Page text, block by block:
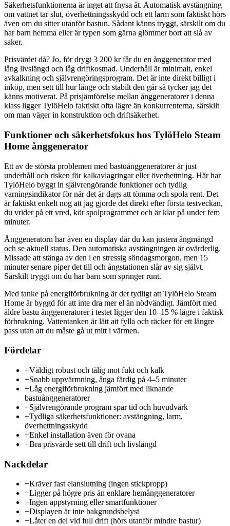
Säkerhetsfunktionerna är inget att fnysa åt. Automatisk avstängning
om vattnet tar slut, överhettningsskydd och ett larm som faktiskt hörs
även om du sitter utanför bastun. Sådant känns tryggt, särskilt om du
har barn hemma eller är typen som gärna glömmer bort att slå av
saker.
Prisvärdet då? Jo, för drygt 3 200 kr får du en ånggenerator med
lång livslängd och låg driftkostnad. Underhåll är minimalt, enkel
avkalkning och självrengöringsprogram. Det är inte direkt billigt i
inköp, men sett till hur länge och stabilt den går så tycker jag det
känns motiverat. På prisjämförelse mellan ånggeneratorer i denna
klass ligger TylöHelo faktiskt ofta lägre än konkurrenterna, särskilt
om man väger in konstruktion och driftsäkerhet.
Funktioner och säkerhetsfokus hos TylöHelo Steam
Home ånggenerator
Ett av de största problemen med bastuånggeneratorer är just
underhåll och risken för kalkavlagringar eller överhettning. Här har
TylöHelo byggt in självrengörande funktioner och tydlig
varningsindikator för när det är dags att tömma och spola rent. Det
är faktiskt enkelt nog att jag gjorde det direkt efter första testveckan,
du vrider på ett vred, kör spolprogrammet och är klar på under fem
minuter.
Ånggeneratorn har även en display där du kan justera ångmängd
och se aktuell status. Den automatiska avstängningen är ovärderlig.
Missade att stänga av den i en stressig söndagsmorgon, men 15
minuter senare piper det till och ångstationen slår av sig självt.
Särskilt tryggt om du har barn som springer runt.
Med tanke på energiförbrukning är det tydligt att TylöHelo Steam
Home är byggd för att inte dra mer el än nödvändigt. Jämfört med
äldre bastu ånggeneratorer i testet ligger den 10–15 % lägre i faktisk
förbrukning. Vattentanken är lätt att fylla och räcker för ett längre
pass utan att du måste gå ut mitt i värmen.
Fördelar
+Väldigt robust och tålig mot fukt och kalk
+Snabb uppvärmning, ånga färdig på 4–5 minuter
+Låg energiförbrukning jämfört med liknande
bastuånggeneratorer
+Självrengörande program spar tid och huvudvärk
+Tydliga säkerhetsfunktioner: avstängning, larm,
överhettningsskydd
+Enkel installation även för ovana
+Bra prisvärde sett till drift och livslängd
Nackdelar
−Kräver fast elanslutning (ingen stickpropp)
−Ligger på högre pris än enklare hemånggeneratorer
−Ingen appstyrning eller smartfunktioner
−Displayen är inte bakgrundsbelyst
−Låter en del vid full drift (hörs utanför mindre bastur)